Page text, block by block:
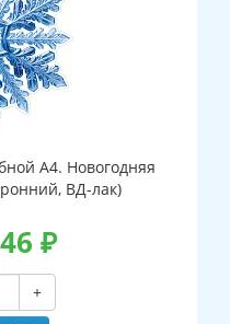
А4. Новогодняя
ВД-лак)
46 ₽
+